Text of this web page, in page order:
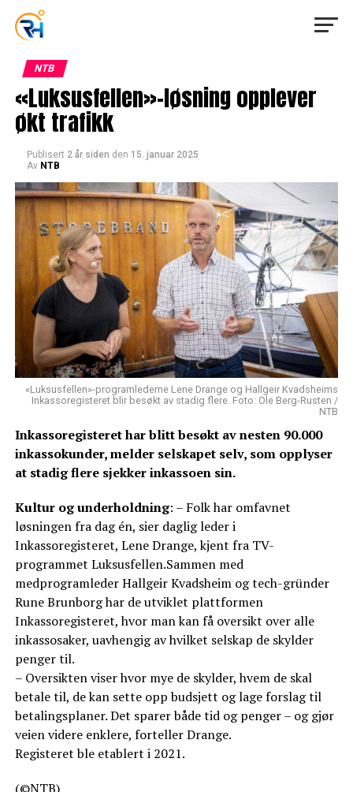
NTB
«Luksusfellen»-løsning opplever
økt trafikk
Publisert 2 år siden den 15. januar 2025
Av NTB
«Luksusfellen»-programlederne Lene Drange og Hallgeir Kvadsheims
Inkassoregisteret blir besøkt av stadig flere. Foto: Ole Berg-Rusten /
NTB
Inkassoregisteret har blitt besøkt av nesten 90.000
inkassokunder, melder selskapet selv, som opplyser
at stadig flere sjekker inkassoen sin.
Kultur og underholdning: – Folk har omfavnet
løsningen fra dag én, sier daglig leder i
Inkassoregisteret, Lene Drange, kjent fra TV-
programmet Luksusfellen.Sammen med
medprogramleder Hallgeir Kvadsheim og tech-gründer
Rune Brunborg har de utviklet plattformen
Inkassoregisteret, hvor man kan få oversikt over alle
inkassosaker, uavhengig av hvilket selskap de skylder
penger til.
– Oversikten viser hvor mye de skylder, hvem de skal
betale til, de kan sette opp budsjett og lage forslag til
betalingsplaner. Det sparer både tid og penger – og gjør
veien videre enklere, forteller Drange.
Registeret ble etablert i 2021.
(©NTB)